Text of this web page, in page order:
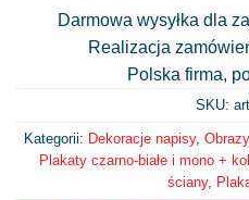
Darmowa wysyłka dla
Realizacja
Polska firma,
SKU:
Kategorii: Dekoracje napisy,
Plakaty czarno-białe i mono +
ściany,